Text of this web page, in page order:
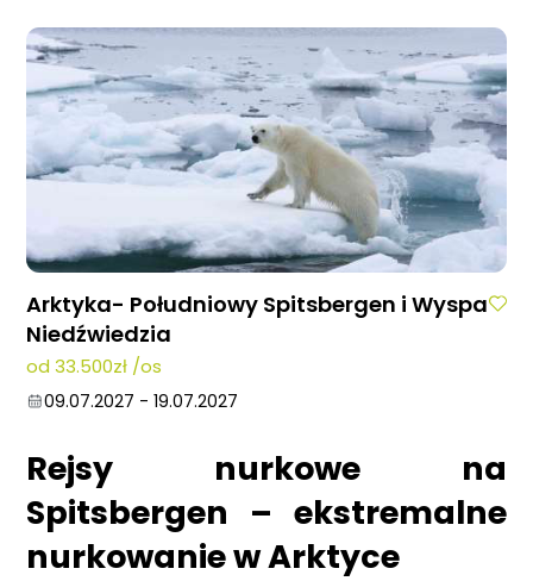
Arktyka- Południowy Spitsbergen i Wyspa
Niedźwiedzia
od 33.500zł /os
09.07.2027 - 19.07.2027
Rejsy nurkowe na
Spitsbergen – ekstremalne
nurkowanie w Arktyce